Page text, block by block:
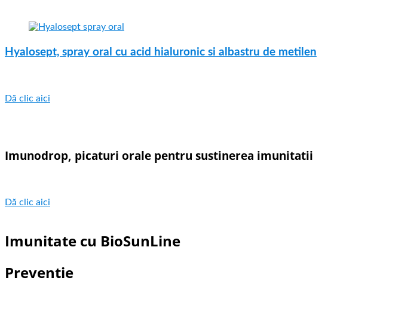
Hyalosept, spray oral cu acid hialuronic si albastru de metilen
Dă clic aici
Imunodrop, picaturi orale pentru sustinerea imunitatii
Dă clic aici
Imunitate cu BioSunLine
Preventie